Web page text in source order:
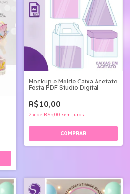
Mockup e Molde Caixa Acetato
Festa PDF Studio Digital
R$10,00
2 x de R$5,00 sem juros